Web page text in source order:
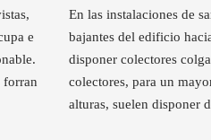
e
forran
En las instalaciones de
bajantes del edificio
disponer colectores
colectores, para un
alturas, suelen disponer